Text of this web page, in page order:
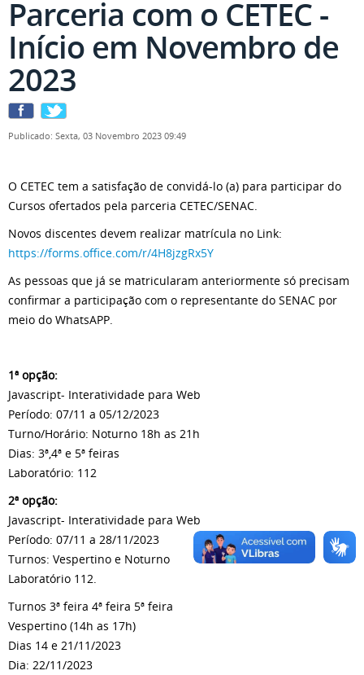
Parceria com o CETEC -
Início em Novembro de
2023
Publicado: Sexta, 03 Novembro 2023 09:49
O CETEC tem a satisfação de convidá-lo (a) para participar do
Cursos ofertados pela parceria CETEC/SENAC.
Novos discentes devem realizar matrícula no Link:
https://forms.office.com/r/4H8jzgRx5Y
As pessoas que já se matricularam anteriormente só precisam
confirmar a participação com o representante do SENAC por
meio do WhatsAPP.
1ª opção:
Javascript- Interatividade para Web
Período: 07/11 a 05/12/2023
Turno/Horário: Noturno 18h as 21h
Dias: 3ª,4ª e 5ª feiras
Laboratório: 112
2ª opção:
Javascript- Interatividade para Web
Período: 07/11 a 28/11/2023
Turnos: Vespertino e Noturno
Laboratório 112.
Turnos 3ª feira 4ª feira 5ª feira
Vespertino (14h as 17h)
Dias 14 e 21/11/2023
Dia: 22/11/2023